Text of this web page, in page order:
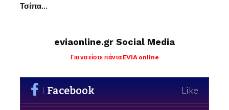
Τσίπα…
eviaonline.gr Social Media
Για να είστε πάντα EVIA online
Facebook Like